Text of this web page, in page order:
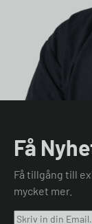
Få
Få tillgång till
mycket mer.